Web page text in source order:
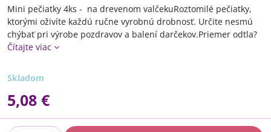
Mini pečiatky 4ks - na drevenom valčekuRoztomilé pečiatky,
ktorými oživíte každú ručne vyrobnú drobnosť. Určite nesmú
chýbať pri výrobe pozdravov a balení darčekov.Priemer odtla?
Čítajte viac
Skladom
5,08 €